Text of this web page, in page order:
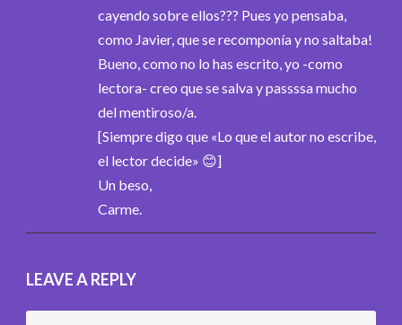
cayendo sobre ellos??? Pues yo pensaba,
como Javier, que se recomponía y no saltaba!
Bueno, como no lo has escrito, yo -como
lectora- creo que se salva y passssa mucho
del mentiroso/a.
[Siempre digo que «Lo que el autor no escribe,
el lector decide» 😊]
Un beso,
Carme.
LEAVE A REPLY